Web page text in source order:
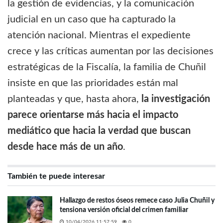
la gestión de evidencias, y la comunicación
judicial en un caso que ha capturado la
atención nacional. Mientras el expediente
crece y las críticas aumentan por las decisiones
estratégicas de la Fiscalía, la familia de Chuñil
insiste en que las prioridades están mal
planteadas y que, hasta ahora, la investigación
parece orientarse más hacia el impacto
mediático que hacia la verdad que buscan
desde hace más de un año.
También te puede interesar
Hallazgo de restos óseos remece caso Julia Chuñil y
tensiona versión oficial del crimen familiar